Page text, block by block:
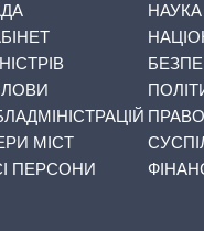
МІСТ
ПЕРСОНИ
НАУКА
ПРАВО